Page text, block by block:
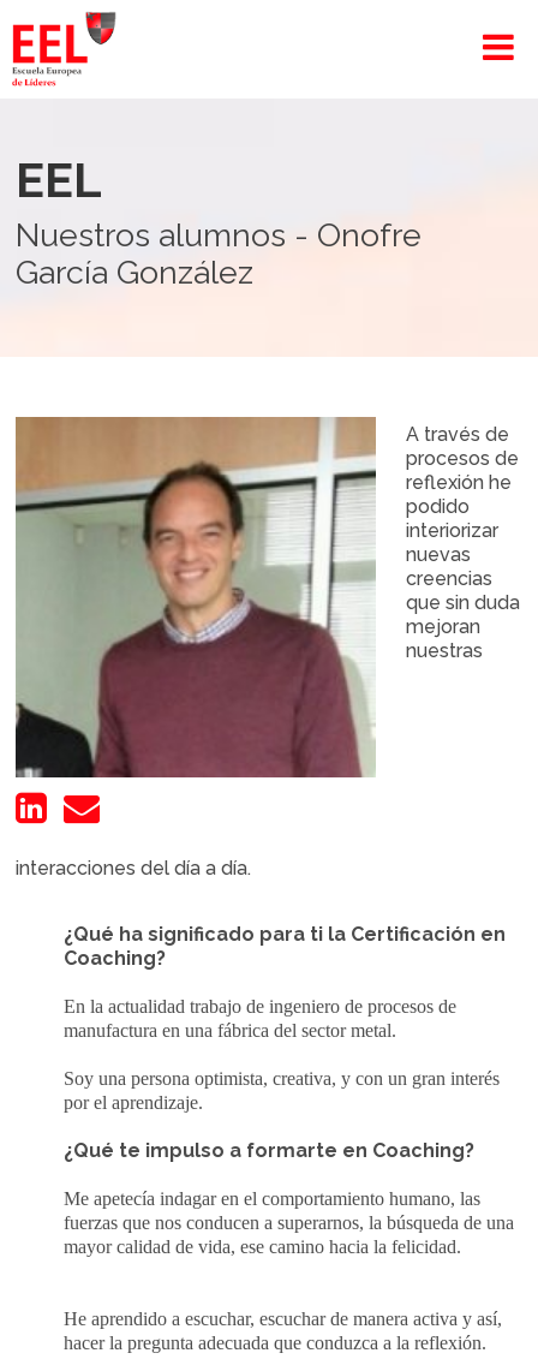
EEL
Nuestros alumnos - Onofre
García González
A través de
procesos de
reflexión he
podido
interiorizar
nuevas
creencias
que sin duda
mejoran
nuestras
interacciones del día a día.
¿Qué ha significado para ti la Certificación en
Coaching?
En la actualidad trabajo de ingeniero de procesos de
manufactura en una fábrica del sector metal.
Soy una persona optimista, creativa, y con un gran interés
por el aprendizaje.
¿Qué te impulso a formarte en Coaching?
Me apetecía indagar en el comportamiento humano, las
fuerzas que nos conducen a superarnos, la búsqueda de una
mayor calidad de vida, ese camino hacia la felicidad.
He aprendido a escuchar, escuchar de manera activa y así,
hacer la pregunta adecuada que conduzca a la reflexión.